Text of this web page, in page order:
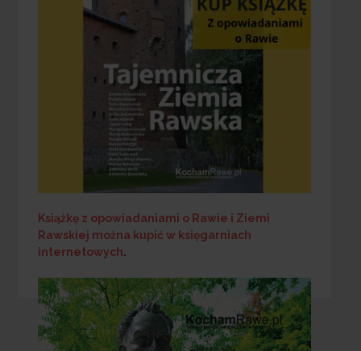
Książkę z opowiadaniami o Rawie i Ziemi
Rawskiej można kupić w księgarniach
internetowych.